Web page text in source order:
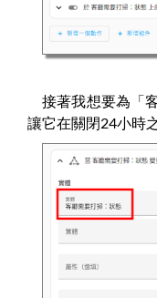
接著我想要為「
讓它在關閉24小時